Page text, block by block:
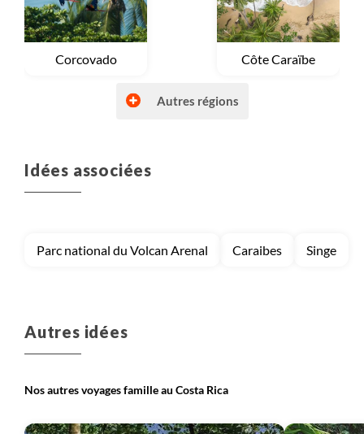
Voyage
Corcovado Voyage
Côte Caraïbe
Voyage
Côte Pacifique
Autres régions
Idées associées
Parc national du Volcan Arenal Caraibes Singe
Autres idées
Nos autres voyages famille au Costa Rica